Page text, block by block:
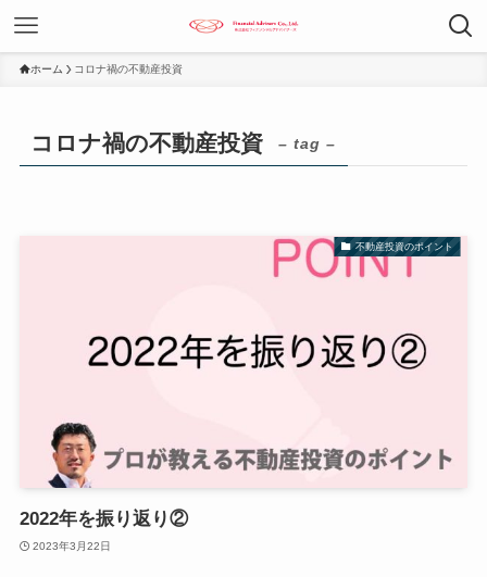
ホーム コロナ禍の不動産投資
コロナ禍の不動産投資 – tag –
不動産投資のポイント
2022年を振り返り②
2023年3月22日